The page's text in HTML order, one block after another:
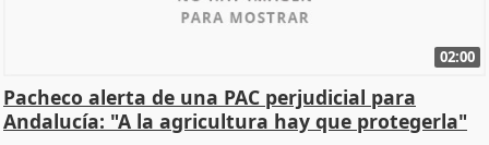
02:00
Pacheco alerta de una PAC perjudicial para
Andalucía: "A la agricultura hay que protegerla"